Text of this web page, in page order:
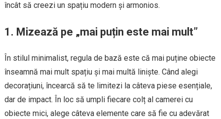
încât să creezi un spațiu modern și armonios.
1. Mizează pe „mai puțin este mai mult”
În stilul minimalist, regula de bază este că mai puține obiecte
înseamnă mai mult spațiu și mai multă liniște. Când alegi
decorațiuni, încearcă să te limitezi la câteva piese esențiale,
dar de impact. În loc să umpli fiecare colț al camerei cu
obiecte mici, alege câteva elemente care să fie cu adevărat